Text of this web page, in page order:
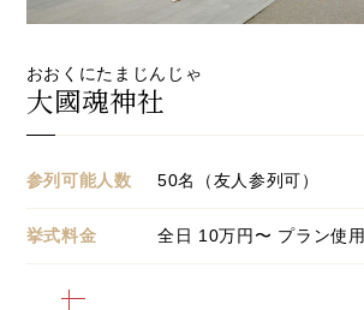
おおくにたまじんじゃ
大國魂神社
参列可能人数 50名（友人参列可）
挙式料金 全日 10万円〜 プラン使用